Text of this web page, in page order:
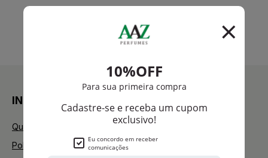
INSTITUCIONAL
Quem Somos
Política de Privacidade